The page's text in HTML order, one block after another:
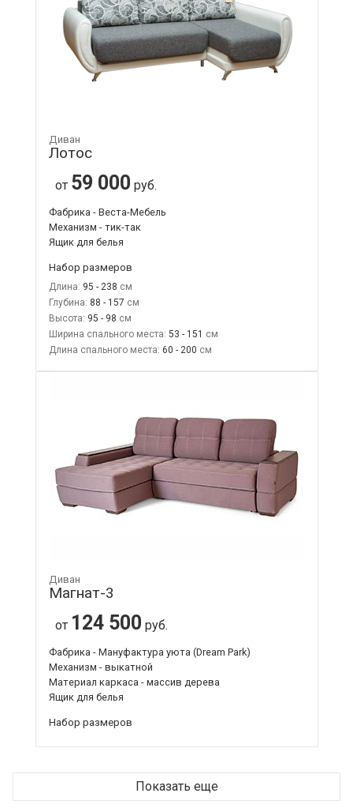
Диван
Лотос
от 59 000 руб.
Фабрика - Веста-Мебель
Механизм - тик-так
Ящик для белья
Набор размеров
Длина: 95 - 238
Глубина: 88 - 157
Высота: 95 - 98
Ширина спального места: 53 - 151
Длина спального места: 60 - 200
Диван
Магнат-3
от 124 500 руб.
Фабрика - Мануфактура уюта (Dream Park)
Механизм - выкатной
Материал каркаса - массив дерева
Ящик для белья
Набор размеров
Показать еще